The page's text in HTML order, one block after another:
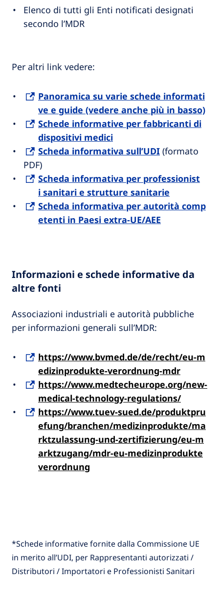
Elenco di tutti gli Enti notificati designati
secondo l’MDR​
Per altri link vedere:
Panoramica su varie schede informati
ve e guide (vedere anche più in basso)​
Schede informative per fabbricanti di
dispositivi medici
Scheda informativa sull’UDI (formato
PDF)
Scheda informativa per professionist
i sanitari e strutture sanitarie
Scheda informativa per autorità comp
etenti in Paesi extra-UE/AEE
Informazioni e schede informative da
altre fonti
Associazioni industriali e autorità pubbliche
per informazioni generali sull’MDR:​
https://www.bvmed.de/de/recht/eu-m
edizinprodukte-verordnung-mdr
https://www.medtecheurope.org/new-
medical-technology-regulations/
https://www.tuev-sued.de/produktpru
efung/branchen/medizinprodukte/ma
rktzulassung-und-zertifizierung/eu-m
arktzugang/mdr-eu-medizinprodukte
verordnung
*Schede informative fornite dalla Commissione UE
in merito all’UDI, per Rappresentanti autorizzati /
Distributori / Importatori e Professionisti Sanitari